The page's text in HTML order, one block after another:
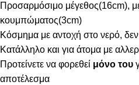
Προσαρμόσιμο μέγεθος(16cm),
κουμπώματος(3cm)
Κόσμημα με αντοχή στο νερό, δεν
Κατάλληλο και για άτομα με
Προτείνετε να φορεθεί μόνο του
αποτέλεσμα